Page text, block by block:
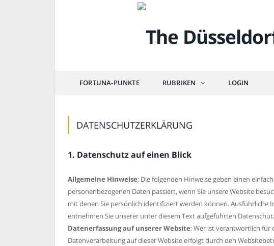
FORTUNA-PUNKTE RUBRIKEN LOGIN
DATENSCHUTZERKLÄRUNG
1. Datenschutz auf einen Blick
Allgemeine Hinweise: Die folgenden Hinweise geben einen
personenbezogenen Daten passiert, wenn Sie unsere Website
mit denen Sie persönlich identifiziert werden können. Ausführliche
entnehmen Sie unserer unter diesem Text aufgeführten
Datenerfassung auf unserer Website: Wer ist verantwortlich für
Datenverarbeitung auf dieser Website erfolgt durch den